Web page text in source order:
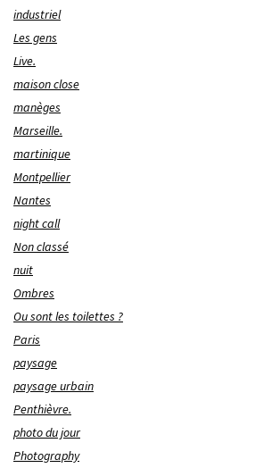
industriel
Les gens
Live.
maison close
manèges
Marseille.
martinique
Montpellier
Nantes
night call
Non classé
nuit
Ombres
Ou sont les toilettes ?
Paris
paysage
paysage urbain
Penthièvre.
photo du jour
Photography